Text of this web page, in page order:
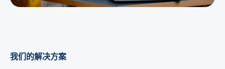
我们的解决方案